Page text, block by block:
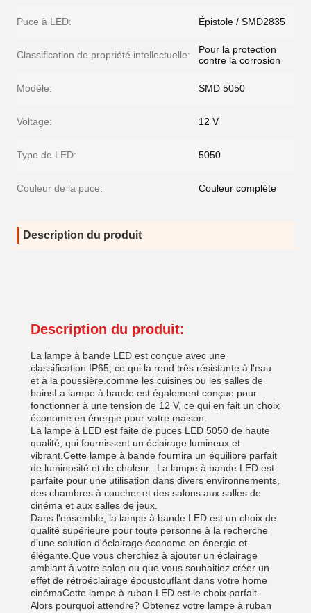
Puce à LED: Épistole / SMD2835
Classification de propriété intellectuelle:
Pour la protection
contre la corrosion
Modèle: SMD 5050
Voltage: 12 V
Type de LED: 5050
Couleur de la puce: Couleur complète
Description du produit
Description du produit:
La lampe à bande LED est conçue avec une
classification IP65, ce qui la rend très résistante à l'eau
et à la poussière.comme les cuisines ou les salles de
bainsLa lampe à bande est également conçue pour
fonctionner à une tension de 12 V, ce qui en fait un choix
économe en énergie pour votre maison.
La lampe à LED est faite de puces LED 5050 de haute
qualité, qui fournissent un éclairage lumineux et
vibrant.Cette lampe à bande fournira un équilibre parfait
de luminosité et de chaleur.. La lampe à bande LED est
parfaite pour une utilisation dans divers environnements,
des chambres à coucher et des salons aux salles de
cinéma et aux salles de jeux.
Dans l'ensemble, la lampe à bande LED est un choix de
qualité supérieure pour toute personne à la recherche
d'une solution d'éclairage économe en énergie et
élégante.Que vous cherchiez à ajouter un éclairage
ambiant à votre salon ou que vous souhaitiez créer un
effet de rétroéclairage époustouflant dans votre home
cinémaCette lampe à ruban LED est le choix parfait.
Alors pourquoi attendre? Obtenez votre lampe à ruban